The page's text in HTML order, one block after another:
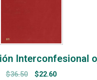
Interconfesional
$36.50 $22.60